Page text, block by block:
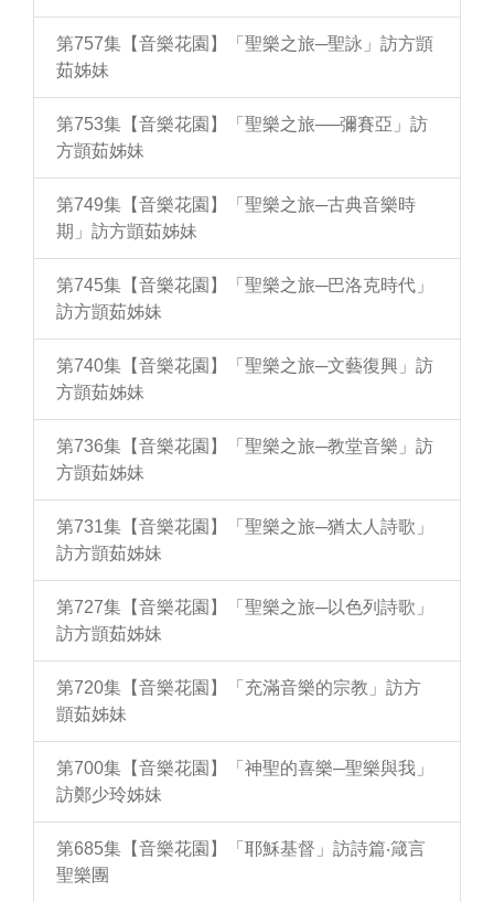
第757集【音樂花園】「聖樂之旅─聖詠」訪方顗
茹姊妹
第753集【音樂花園】「聖樂之旅──彌賽亞」訪
方顗茹姊妹
第749集【音樂花園】「聖樂之旅─古典音樂時
期」訪方顗茹姊妹
第745集【音樂花園】「聖樂之旅─巴洛克時代」
訪方顗茹姊妹
第740集【音樂花園】「聖樂之旅─文藝復興」訪
方顗茹姊妹
第736集【音樂花園】「聖樂之旅─教堂音樂」訪
方顗茹姊妹
第731集【音樂花園】「聖樂之旅─猶太人詩歌」
訪方顗茹姊妹
第727集【音樂花園】「聖樂之旅─以色列詩歌」
訪方顗茹姊妹
第720集【音樂花園】「充滿音樂的宗教」訪方
顗茹姊妹
第700集【音樂花園】「神聖的喜樂─聖樂與我」
訪鄭少玲姊妹
第685集【音樂花園】「耶穌基督」訪詩篇‧箴言
聖樂團